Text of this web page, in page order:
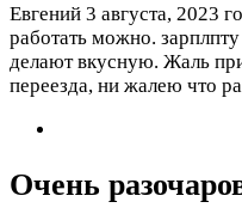
Евгений 3 августа, 2023
работать можно.
делают вкусную. Жаль
переезда, ни жалею что
Очень